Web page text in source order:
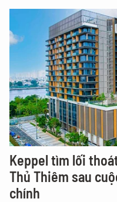
Keppel tìm lối
Thủ Thiêm sau
chính